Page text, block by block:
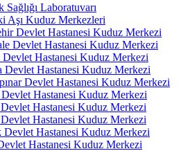
Sağlığı Laboratuvarı
Aşı Kuduz Merkezleri
Devlet Hastanesi Kuduz Merkezi
Devlet Hastanesi Kuduz Merkezi
Hastanesi Kuduz Merkezi
Devlet Hastanesi Kuduz Merkezi
Devlet Hastanesi Kuduz Merkezi
Hastanesi Kuduz Merkezi
Hastanesi Kuduz Merkezi
Hastanesi Kuduz Merkezi
Devlet Hastanesi Kuduz Merkezi
Hastanesi Kuduz Merkezi